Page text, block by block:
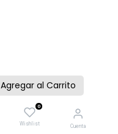
Agregar al Carrito
0
Wishlist Cuenta
Comprar ahora